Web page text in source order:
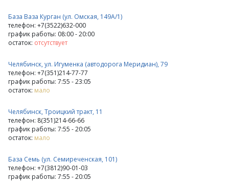
База Ваза Курган (ул. Омская, 149А/1)
телефон: +7(3522)632-000
график работы: 08:00 - 20:00
остаток: отсутствует
Челябинск, ул. Игуменка (автодорога Меридиан), 79
телефон: +7(351)214-77-77
график работы: 7:55 - 23:05
остаток: мало
Челябинск, Троицкий тракт, 11
телефон: 8(351)214-66-66
график работы: 7:55 - 20:05
остаток: мало
База Семь (ул. Семиреченская, 101)
телефон: +7(3812)90-01-03
график работы: 7:55 - 20:05